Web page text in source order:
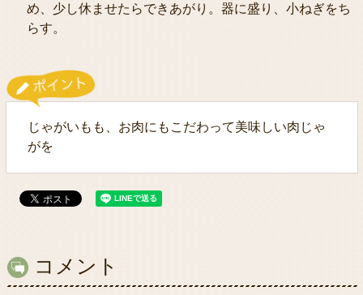
め、少し休ませたらできあがり。器に盛り、小ねぎをち
らす。
じゃがいもも、お肉にもこだわって美味しい肉じゃ
がを
コメント